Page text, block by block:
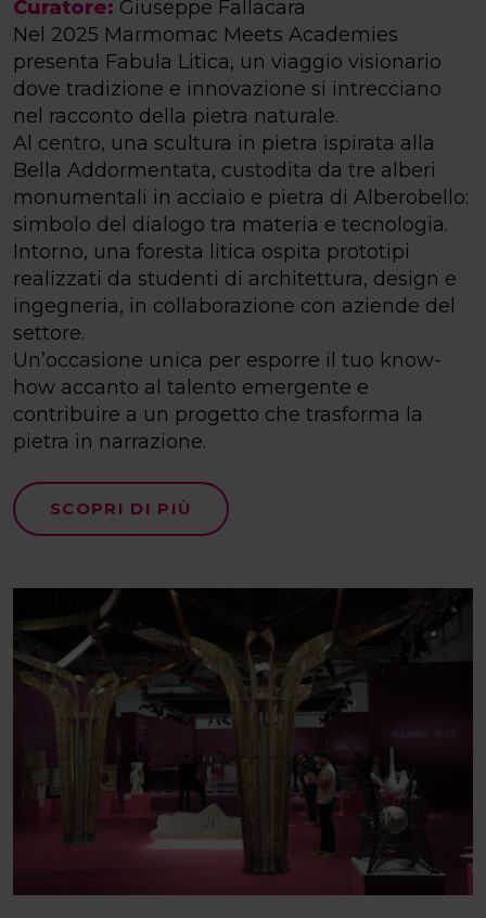
Curatore: Giuseppe Fallacara
Nel 2025 Marmomac Meets Academies
presenta Fabula Litica, un viaggio visionario
dove tradizione e innovazione si intrecciano
nel racconto della pietra naturale.
Al centro, una scultura in pietra ispirata alla
Bella Addormentata, custodita da tre alberi
monumentali in acciaio e pietra di Alberobello:
simbolo del dialogo tra materia e tecnologia.
Intorno, una foresta litica ospita prototipi
realizzati da studenti di architettura, design e
ingegneria, in collaborazione con aziende del
settore.
Un’occasione unica per esporre il tuo know-
how accanto al talento emergente e
contribuire a un progetto che trasforma la
pietra in narrazione.
SCOPRI DI PIÙ